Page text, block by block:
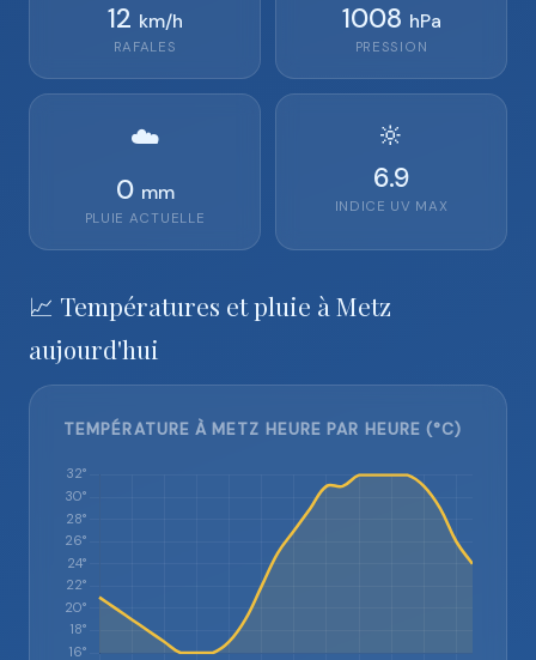
12 km/h
RAFALES
1008 hPa
PRESSION
☁️
0 mm
PLUIE ACTUELLE
🔆
6.9
INDICE UV MAX
📈 Températures et pluie à Metz
aujourd'hui
TEMPÉRATURE À METZ HEURE PAR HEURE (°C)